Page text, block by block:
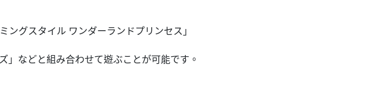
ングスタイル ワンダーランドプリンセス」
」などと組み合わせて遊ぶことが可能です。